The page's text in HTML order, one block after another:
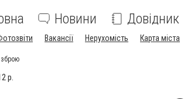
Новини Довідник
Вакансії Нерухомість Карта міста
зброю
р.